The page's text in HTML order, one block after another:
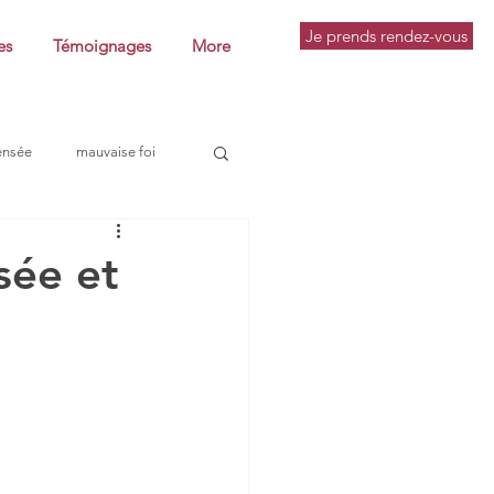
Témoignages More Je prends rendez-vous
mauvaise foi
pratique philosophique
et